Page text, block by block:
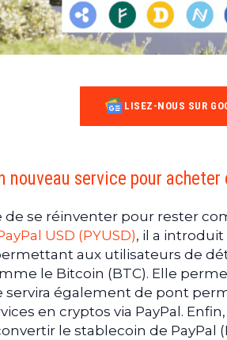
LISEZ-NOUS SUR
nouveau service pour
de se réinventer pour rester
USD (PYUSD), il a introduit
aux utilisateurs de
le Bitcoin (BTC). Elle
servira également de pont
en cryptos via PayPal.
le stablecoin de PayPal